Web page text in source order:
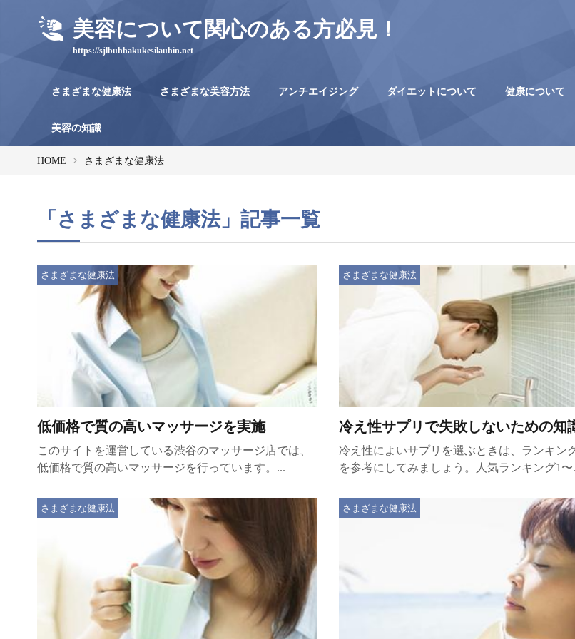
美容について関心のある方必見！
https://sjlbuhhakukesilauhin.net
さまざまな健康法 さまざまな美容方法 アンチエイジング ダイエットについて 健康について
美容の知識
HOME さまざまな健康法
「さまざまな健康法」記事一覧
低価格で質の高いマッサージを実施
さまざまな健康法
このサイトを運営している渋谷のマッサージ店では、
低価格で質の高いマッサージを行っています。...
冷え性サプリで失敗しないための知
さまざまな健康法
冷え性によいサプリを選ぶときは、ランキン
を参考にしてみましょう。人気ランキング1〜
さまざまな健康法 さまざまな健康法